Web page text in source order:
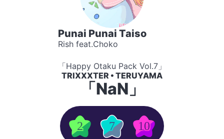
Punai Punai Taiso
Rish feat.Choko
「Happy Otaku Pack Vol.7」
TRIXXXTER • TERUYAMA
「NaN」
2 7 10